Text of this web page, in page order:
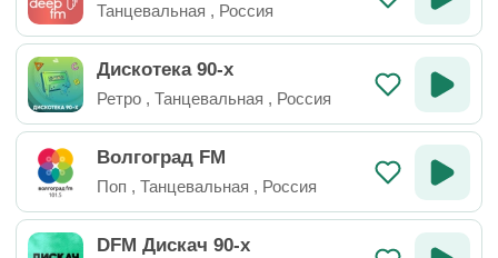
Танцевальная , Россия
Дискотека 90-х
Ретро , Танцевальная , Россия
Волгоград FM
Поп , Танцевальная , Россия
DFM Дискач 90-х